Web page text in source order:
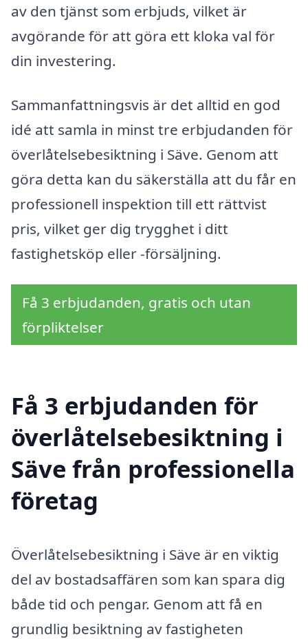
av den tjänst som erbjuds, vilket är
avgörande för att göra ett kloka val för
din investering.
Sammanfattningsvis är det alltid en god
idé att samla in minst tre erbjudanden för
överlåtelsebesiktning i Säve. Genom att
göra detta kan du säkerställa att du får en
professionell inspektion till ett rättvist
pris, vilket ger dig trygghet i ditt
fastighetsköp eller -försäljning.
Få 3 erbjudanden, gratis och utan
förpliktelser
Få 3 erbjudanden för
överlåtelsebesiktning i
Säve från professionella
företag
Överlåtelsebesiktning i Säve är en viktig
del av bostadsaffären som kan spara dig
både tid och pengar. Genom att få en
grundlig besiktning av fastigheten